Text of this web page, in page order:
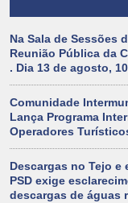
Na Sala de Sessões
Reunião Pública da
. Dia 13 de agosto,
Comunidade
Lança Programa
Operadores
Descargas no Tejo e
PSD exige
descargas de águas